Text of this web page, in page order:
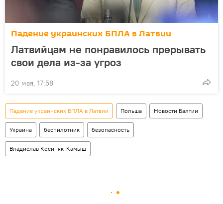
Падение украинских БПЛА в Латвии
Латвийцам не понравилось прерывать
свои дела из-за угроз
20 мая, 17:58
Падение украинских БПЛА в Латвии Польша Новости Балтии
Украина беспилотник безопасность
Владислав Косиняк-Камыш